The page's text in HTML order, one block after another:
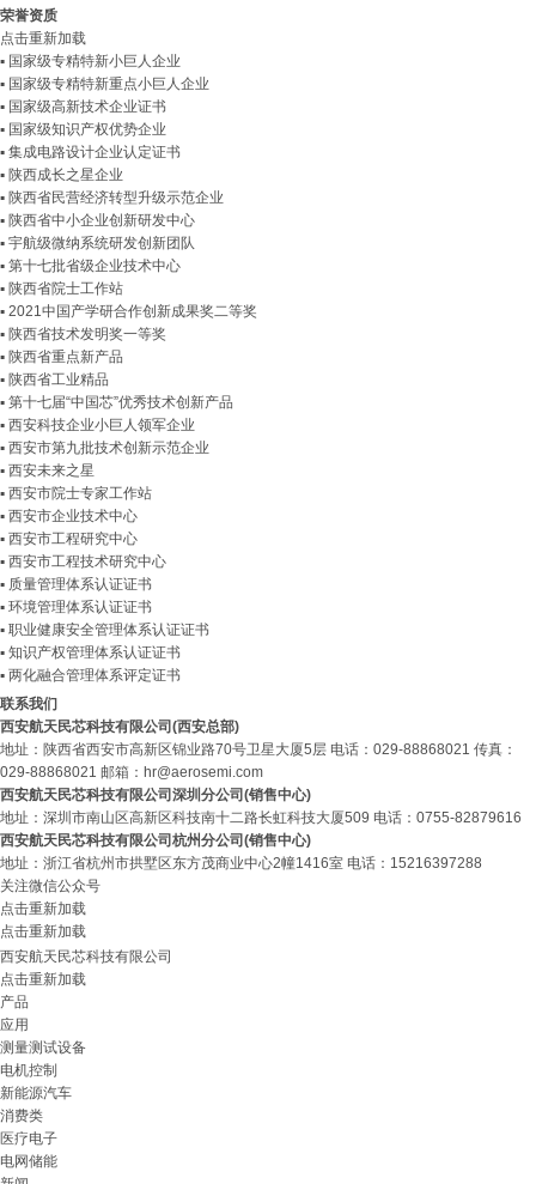
荣誉资质
点击重新加载
▪ 国家级专精特新小巨人企业
▪ 国家级专精特新重点小巨人企业
▪ 国家级高新技术企业证书
▪ 国家级知识产权优势企业
▪ 集成电路设计企业认定证书
▪ 陕西成长之星企业
▪ 陕西省民营经济转型升级示范企业
▪ 陕西省中小企业创新研发中心
▪ 宇航级微纳系统研发创新团队
▪ 第十七批省级企业技术中心
▪ 陕西省院士工作站
▪ 2021中国产学研合作创新成果奖二等奖
▪ 陕西省技术发明奖一等奖
▪ 陕西省重点新产品
▪ 陕西省工业精品
▪ 第十七届“中国芯”优秀技术创新产品
▪ 西安科技企业小巨人领军企业
▪ 西安市第九批技术创新示范企业
▪ 西安未来之星
▪ 西安市院士专家工作站
▪ 西安市企业技术中心
▪ 西安市工程研究中心
▪ 西安市工程技术研究中心
▪ 质量管理体系认证证书
▪ 环境管理体系认证证书
▪ 职业健康安全管理体系认证证书
▪ 知识产权管理体系认证证书
▪ 两化融合管理体系评定证书
联系我们
西安航天民芯科技有限公司(西安总部)
地址：陕西省西安市高新区锦业路70号卫星大厦5层 电话：029-88868021 传真：
029-88868021 邮箱：hr@aerosemi.com
西安航天民芯科技有限公司深圳分公司(销售中心)
地址：深圳市南山区高新区科技南十二路长虹科技大厦509 电话：0755-82879616
西安航天民芯科技有限公司杭州分公司(销售中心)
地址：浙江省杭州市拱墅区东方茂商业中心2幢1416室 电话：15216397288
关注微信公众号
点击重新加载
点击重新加载
西安航天民芯科技有限公司
点击重新加载
产品
应用
测量测试设备
电机控制
新能源汽车
消费类
医疗电子
电网储能